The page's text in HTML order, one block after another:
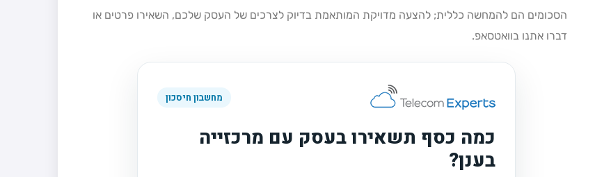
הסכומים הם להמחשה כללית; להצעה מדויקת המותאמת בדיוק לצרכים של העסק שלכם, השאירו פרטים או
דברו אתנו בוואטסאפ.
מחשבון חיסכון
כמה כסף תשאירו בעסק עם מרכזייה
בענן?